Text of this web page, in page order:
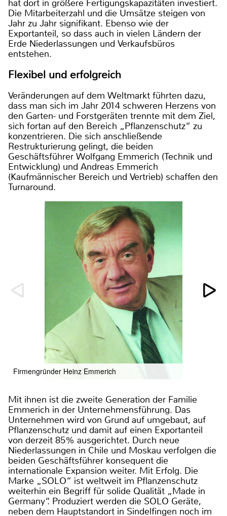
hat dort in größere Fertigungskapazitäten investiert.
Die Mitarbeiterzahl und die Umsätze steigen von
Jahr zu Jahr signifikant. Ebenso wie der
Exportanteil, so dass auch in vielen Ländern der
Erde Niederlassungen und Verkaufsbüros
entstehen.
Flexibel und erfolgreich
Veränderungen auf dem Weltmarkt führten dazu,
dass man sich im Jahr 2014 schweren Herzens von
den Garten- und Forstgeräten trennte mit dem Ziel,
sich fortan auf den Bereich „Pflanzenschutz“ zu
konzentrieren. Die sich anschließende
Restrukturierung gelingt, die beiden
Geschäftsführer Wolfgang Emmerich (Technik und
Entwicklung) und Andreas Emmerich
(Kaufmännischer Bereich und Vertrieb) schaffen den
Turnaround.
Firmengründer Heinz Emmerich
Mit ihnen ist die zweite Generation der Familie
Emmerich in der Unternehmensführung. Das
Unternehmen wird von Grund auf umgebaut, auf
Pflanzenschutz und damit auf einen Exportanteil
von derzeit 85% ausgerichtet. Durch neue
Niederlassungen in Chile und Moskau verfolgen die
beiden Geschäftsführer konsequent die
internationale Expansion weiter. Mit Erfolg. Die
Marke „SOLO“ ist weltweit im Pflanzenschutz
weiterhin ein Begriff für solide Qualität „Made in
Germany“. Produziert werden die SOLO Geräte,
neben dem Hauptstandort in Sindelfingen noch im